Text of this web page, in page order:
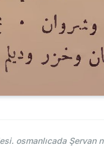
osmanlıcada Şervan